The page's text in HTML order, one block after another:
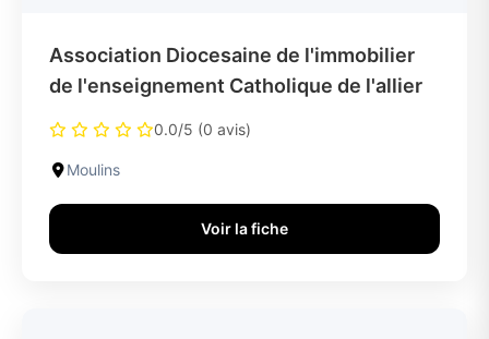
Association Diocesaine de l'immobilier
de l'enseignement Catholique de l'allier
0.0/5 (0 avis)
Moulins
Voir la fiche